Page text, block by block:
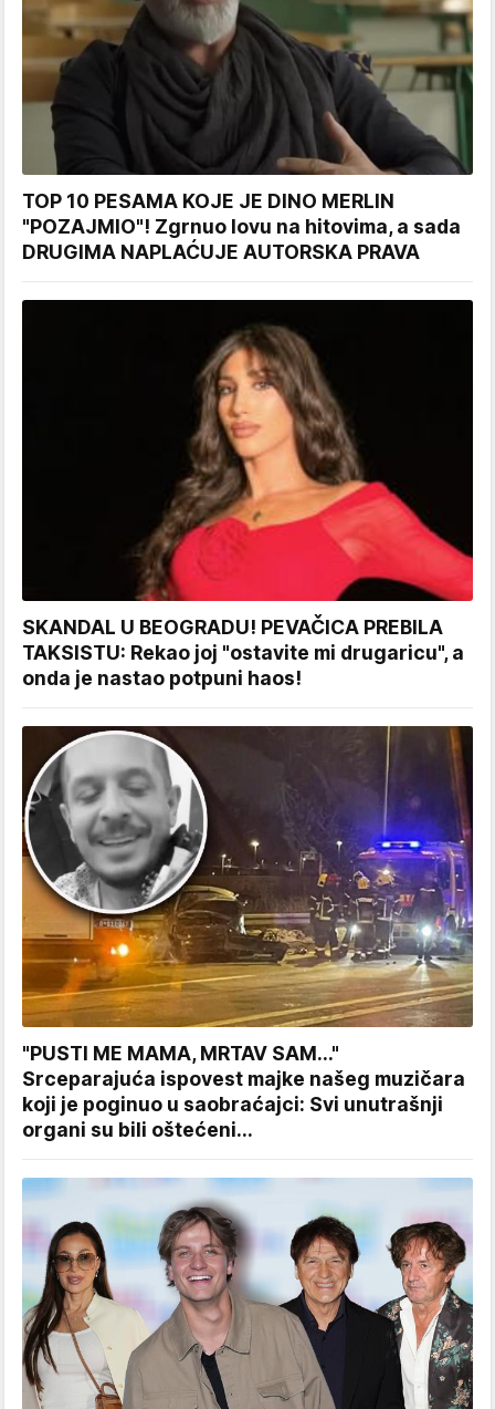
TOP 10 PESAMA KOJE JE DINO MERLIN
"POZAJMIO"! Zgrnuo lovu na hitovima, a sada
DRUGIMA NAPLAĆUJE AUTORSKA PRAVA
SKANDAL U BEOGRADU! PEVAČICA PREBILA
TAKSISTU: Rekao joj "ostavite mi drugaricu", a
onda je nastao potpuni haos!
"PUSTI ME MAMA, MRTAV SAM..."
Srceparajuća ispovest majke našeg muzičara
koji je poginuo u saobraćajci: Svi unutrašnji
organi su bili oštećeni...